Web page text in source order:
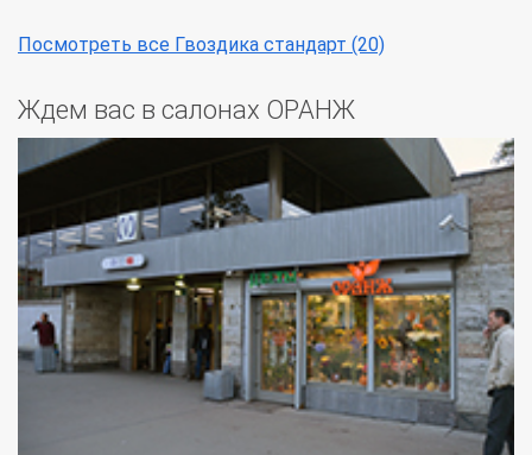
Посмотреть все Гвоздика стандарт (20)
Ждем вас в салонах ОРАНЖ